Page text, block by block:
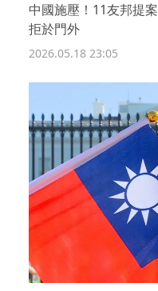
中國施壓！11友邦提
拒於門外
2026.05.18 23:05